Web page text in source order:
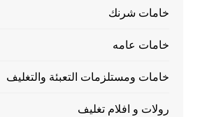
خامات شرنك
خامات عامه
خامات ومستلزمات التعبئة والتغليف
رولات و افلام تغليف